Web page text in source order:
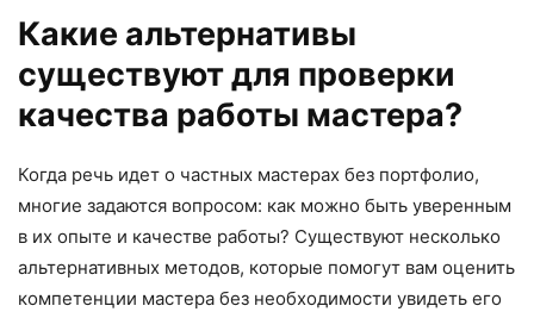
Какие альтернативы
существуют для проверки
качества работы мастера?
Когда речь идет о частных мастерах без портфолио,
многие задаются вопросом: как можно быть уверенным
в их опыте и качестве работы? Существуют несколько
альтернативных методов, которые помогут вам оценить
компетенции мастера без необходимости увидеть его